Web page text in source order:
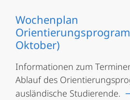
Wochenplan
Oktober)
Informationen zum
Ablauf des
ausländische Studierende.